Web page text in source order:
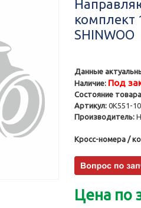
комплект
SHINWOO
Данные
Наличие: Под
Состояние
Артикул: 0K551-
Производитель:
Кросс-номера /
Цена по